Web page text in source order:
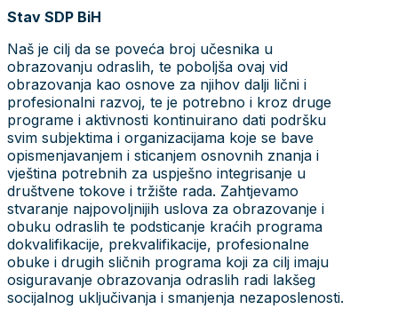
Stav SDP BiH
Naš je cilj da se poveća broj učesnika u
obrazovanju odraslih, te poboljša ovaj vid
obrazovanja kao osnove za njihov dalji lični i
profesionalni razvoj, te je potrebno i kroz druge
programe i aktivnosti kontinuirano dati podršku
svim subjektima i organizacijama koje se bave
opismenjavanjem i sticanjem osnovnih znanja i
vještina potrebnih za uspješno integrisanje u
društvene tokove i tržište rada. Zahtjevamo
stvaranje najpovoljnijih uslova za obrazovanje i
obuku odraslih te podsticanje kraćih programa
dokvalifikacije, prekvalifikacije, profesionalne
obuke i drugih sličnih programa koji za cilj imaju
osiguravanje obrazovanja odraslih radi lakšeg
socijalnog uključivanja i smanjenja nezaposlenosti.